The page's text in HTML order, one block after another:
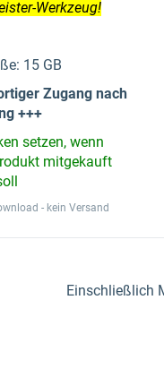
Werkzeug!
15 GB
Zugang nach
+++
setzen, wenn
mitgekauft
- kein Versand
Einschließlich